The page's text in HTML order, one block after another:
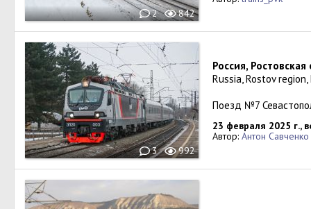
2 842
3 992
Россия,
Russia, Rostov
Поезд №7
23 февраля 2025 г.,
Автор: Антон Савченко